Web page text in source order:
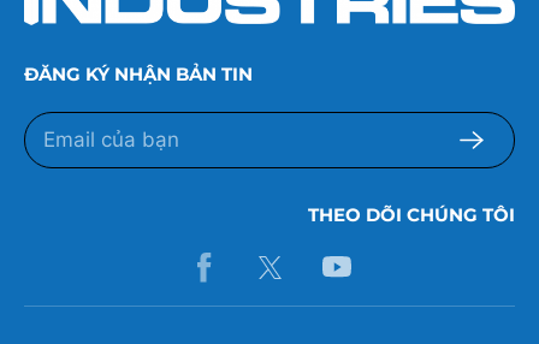
ĐĂNG KÝ NHẬN BẢN TIN
THEO DÕI CHÚNG TÔI